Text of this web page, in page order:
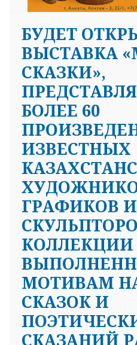
БУДЕТ
ВЫСТАВКА
СКАЗКИ»,
БОЛЕЕ 60
ИЗВЕСТНЫХ
ГРАФИКОВ И
КОЛЛЕКЦИИ
МОТИВАМ
СКАЗОК И
СКАЗАНИЙ